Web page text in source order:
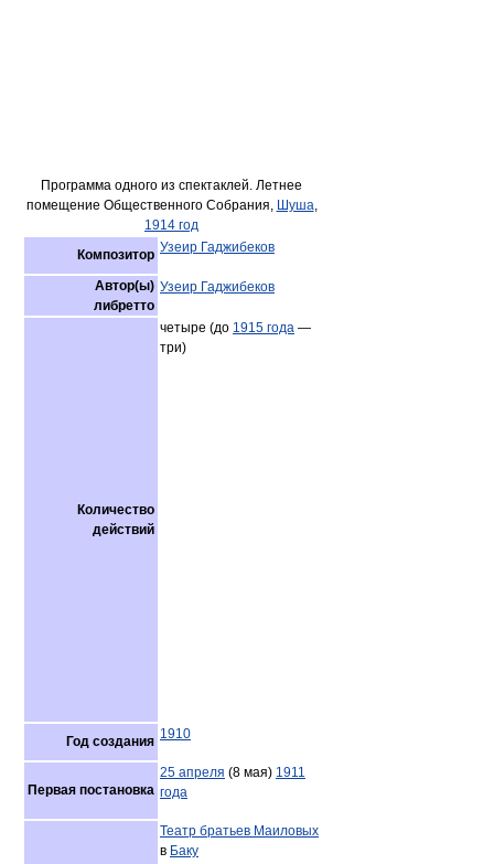
Программа одного из спектаклей. Летнее
помещение Общественного Собрания, Шуша,
1914 год
Композитор Узеир Гаджибеков
Автор(ы)
либретто
Узеир Гаджибеков
Количество
действий
четыре (до 1915 года —
три)
Год создания 1910
Первая постановка
25 апреля (8 мая) 1911
года
Театр братьев Маиловых
в Баку